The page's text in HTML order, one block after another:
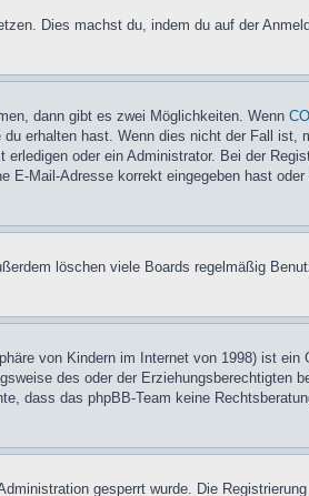
Dies machst du, indem du auf der
dann gibt es zwei Möglichkeiten. Wenn
erhalten hast. Wenn dies nicht der Fall
oder ein Administrator. Bei der
Mail-Adresse korrekt eingegeben hast
löschen viele Boards regelmäßig
von Kindern im Internet von 1998) ist
des oder der Erziehungsberechtigten
dass das phpBB-Team keine
gesperrt wurde. Die